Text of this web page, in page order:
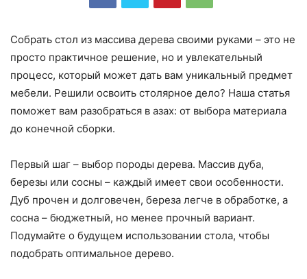
Собрать стол из массива дерева своими руками – это не
просто практичное решение, но и увлекательный
процесс, который может дать вам уникальный предмет
мебели. Решили освоить столярное дело? Наша статья
поможет вам разобраться в азах: от выбора материала
до конечной сборки.
Первый шаг – выбор породы дерева. Массив дуба,
березы или сосны – каждый имеет свои особенности.
Дуб прочен и долговечен, береза легче в обработке, а
сосна – бюджетный, но менее прочный вариант.
Подумайте о будущем использовании стола, чтобы
подобрать оптимальное дерево.